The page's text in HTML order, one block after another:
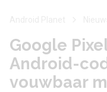
Google
Android-
vouwbaar